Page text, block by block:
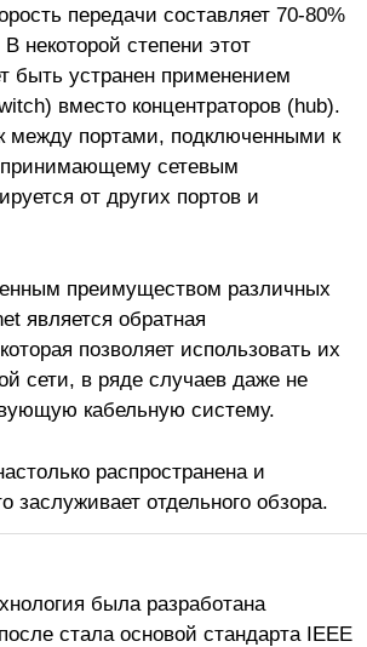
передачи составляет 70-80%
некоторой степени этот
быть устранен применением
вместо концентраторов (hub).
между портами, подключенными к
сетевым
от других портов и
преимуществом различных
является обратная
позволяет использовать их
сети, в ряде случаев даже не
кабельную систему.
распространена и
заслуживает отдельного обзора.
была разработана
стала основой стандарта IEEE